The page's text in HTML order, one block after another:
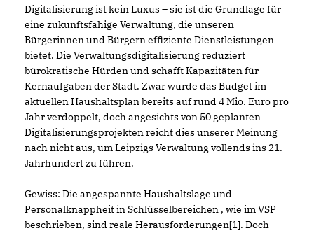
Digitalisierung ist kein Luxus – sie ist die Grundlage für
eine zukunftsfähige Verwaltung, die unseren
Bürgerinnen und Bürgern effiziente Dienstleistungen
bietet. Die Verwaltungsdigitalisierung reduziert
bürokratische Hürden und schafft Kapazitäten für
Kernaufgaben der Stadt. Zwar wurde das Budget im
aktuellen Haushaltsplan bereits auf rund 4 Mio. Euro pro
Jahr verdoppelt, doch angesichts von 50 geplanten
Digitalisierungsprojekten reicht dies unserer Meinung
nach nicht aus, um Leipzigs Verwaltung vollends ins 21.
Jahrhundert zu führen.
Gewiss: Die angespannte Haushaltslage und
Personalknappheit in Schlüsselbereichen , wie im VSP
beschrieben, sind reale Herausforderungen[1]. Doch